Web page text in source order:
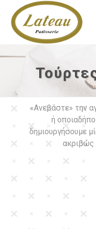
«Ανεβάστε» την
ή
δημιουργήσουμε
ακριβώς